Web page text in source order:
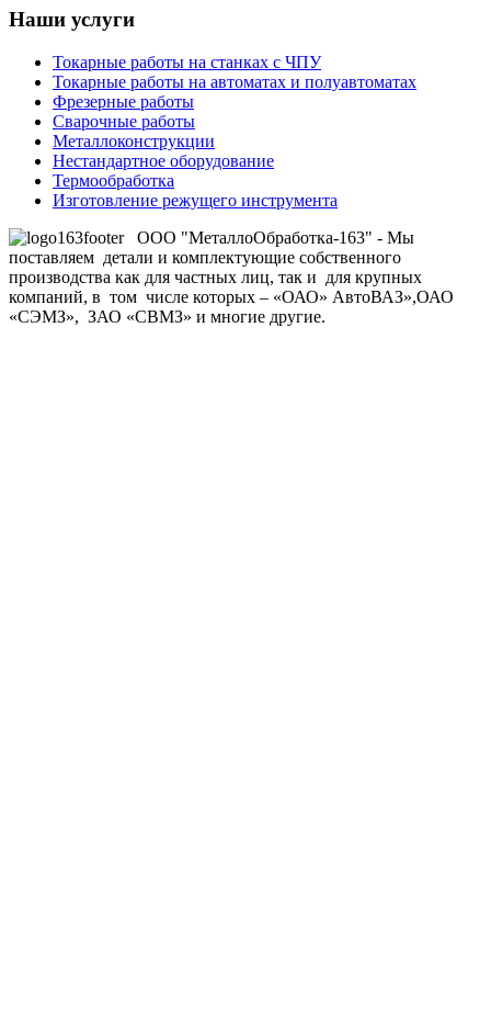
Наши услуги
Токарные работы на станках с ЧПУ
Токарные работы на автоматах и полуавтоматах
Фрезерные работы
Сварочные работы
Металлоконструкции
Нестандартное оборудование
Термообработка
Изготовление режущего инструмента
ООО "МеталлоОбработка-163" - Мы
поставляем детали и комплектующие собственного
производства как для частных лиц, так и для крупных
компаний, в том числе которых – «ОАО» АвтоВАЗ»,ОАО
«СЭМЗ», ЗАО «СВМЗ» и многие другие.